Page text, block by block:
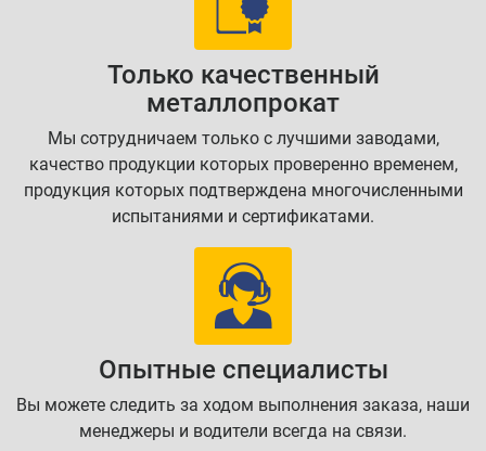
Только качественный
металлопрокат
Мы сотрудничаем только с лучшими заводами,
качество продукции которых проверенно временем,
продукция которых подтверждена многочисленными
испытаниями и сертификатами.
Опытные специалисты
Вы можете следить за ходом выполнения заказа, наши
менеджеры и водители всегда на связи.